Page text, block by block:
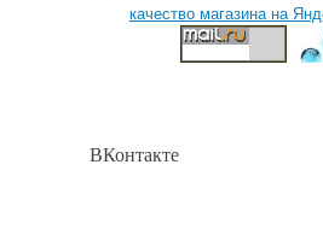
ВКонтакте